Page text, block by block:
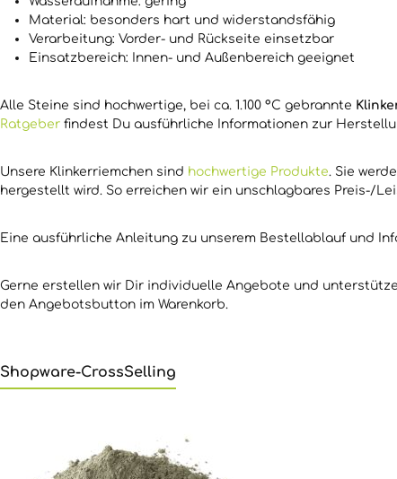
Material: besonders hart und widerstandsfähig
Verarbeitung: Vorder- und Rückseite einsetzbar
Einsatzbereich: Innen- und Außenbereich geeignet
Alle Steine sind hochwertige, bei ca. 1.100 °C gebrannte
Ratgeber findest Du ausführliche Informationen zur
Unsere Klinkerriemchen sind hochwertige Produkte. Sie
hergestellt wird. So erreichen wir ein unschlagbares Preis-/
Eine ausführliche Anleitung zu unserem Bestellablauf und
Gerne erstellen wir Dir individuelle Angebote und
den Angebotsbutton im Warenkorb.
Shopware-CrossSelling